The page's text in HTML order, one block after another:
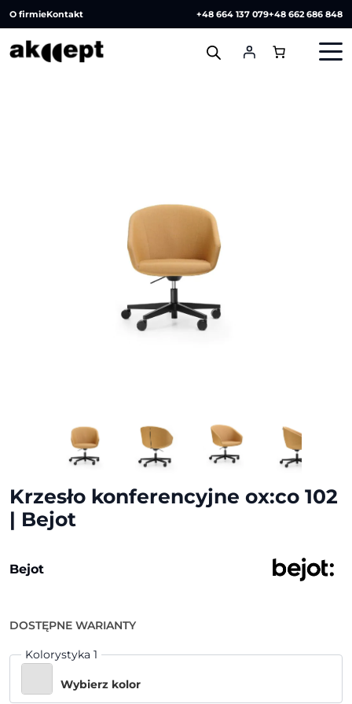
O firmieKontakt +48 664 137 079+48 662 686 848
Krzesło konferencyjne ox:co 102
| Bejot
Bejot
DOSTĘPNE WARIANTY
Kolorystyka 1
Wybierz kolor